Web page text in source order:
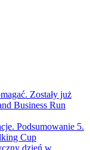
Zostały już
Business Run
Podsumowanie 5.
Cup
dzień w